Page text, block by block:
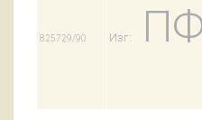
825729/90 Изг: